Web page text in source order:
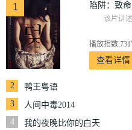
1 陷阱：致
该片讲述
播放指数
查看详情
2
鸭王粤语
3
人间中毒2014
4
我的夜晚比你的白天